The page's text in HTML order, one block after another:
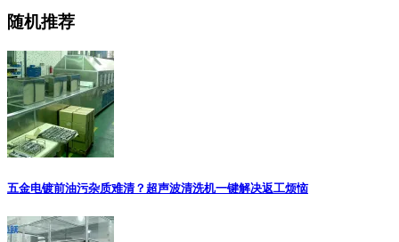
随机推荐
五金电镀前油污杂质难清？超声波清洗机一键解决返工烦恼